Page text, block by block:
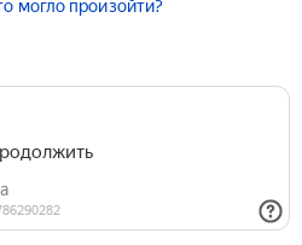
могло произойти?